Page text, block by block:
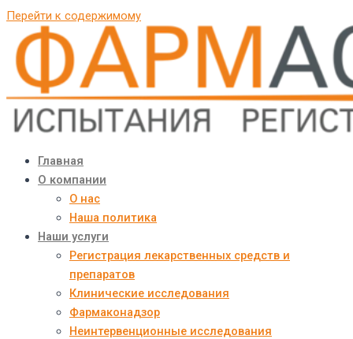
Перейти к содержимому
Главная
О компании
О нас
Наша политика
Наши услуги
Регистрация лекарственных средств и
препаратов
Клинические исследования
Фармаконадзор
Неинтервенционные исследования